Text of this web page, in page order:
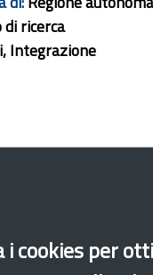
ricerca
Integrazione
cookies per